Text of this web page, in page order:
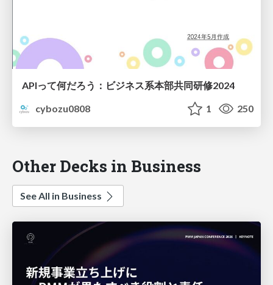
APIって何だろう：ビジネス系本部共同研修2024
cybozu0808
1 250
Other Decks in Business
See All in Business